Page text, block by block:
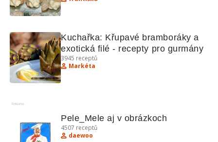
Kuchařka: Křupavé bramboráky a
exotická filé - recepty pro gurmány
3945 receptů
Markéta
Reklama
Pele_Mele aj v obrázkoch
4507 receptů
daewoo